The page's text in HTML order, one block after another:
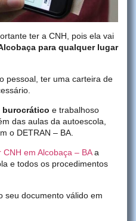
ter a CNH, pois ela vai
para qualquer lugar
pessoal, ter uma carteira de
burocrático e trabalhoso
das aulas da autoescola,
o DETRAN – BA.
CNH em Alcobaça – BAa
e todos os procedimentos
seu documento válido em